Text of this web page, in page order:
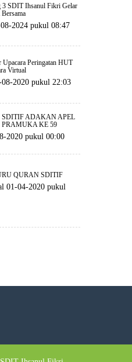
3 SDIT Ihsanul Fikri Gelar
Bersama
2024 pukul 08:47
Peringatan HUT
Virtual
08-2020 pukul 22:03
ADAKAN APEL
KE 59
2020 pukul 00:00
QURAN SDITIF
01-04-2020 pukul